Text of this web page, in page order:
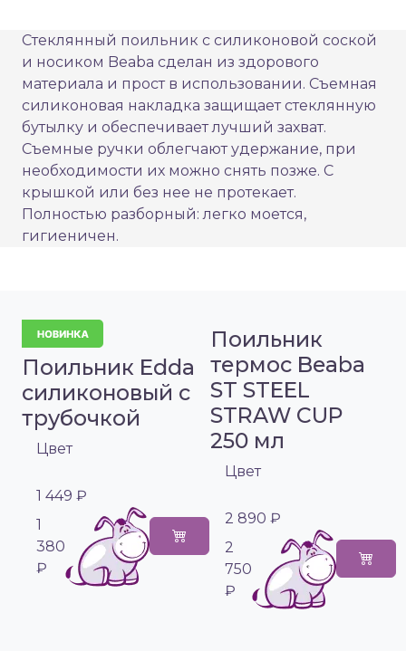
Стеклянный поильник с силиконовой соской
и носиком Beaba сделан из здорового
материала и прост в использовании. Съемная
силиконовая накладка защищает стеклянную
бутылку и обеспечивает лучший захват.
Съемные ручки облегчают удержание, при
необходимости их можно снять позже. С
крышкой или без нее не протекает.
Полностью разборный: легко моется,
гигиеничен.
Поильник Edda
силиконовый с
трубочкой
Цвет
1 449 ₽
1
380
₽
Поильник
термос Beaba
ST STEEL
STRAW CUP
250 мл
Цвет
2 890 ₽
2
750
₽